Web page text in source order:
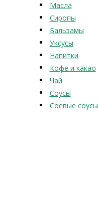
Масла
Сиропы
Бальзамы
Уксусы
Напитки
Кофе и какао
Чай
Соусы
Соевые соусы